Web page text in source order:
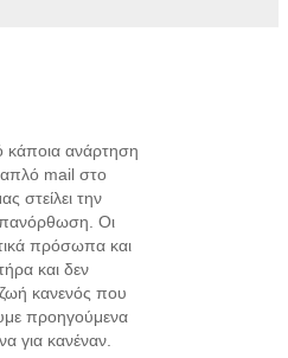
κάποια ανάρτηση
απλό mail στο
στείλει την
Οι
πρόσωπα και
και δεν
κανενός που
προηγούμενα
για κανέναν.